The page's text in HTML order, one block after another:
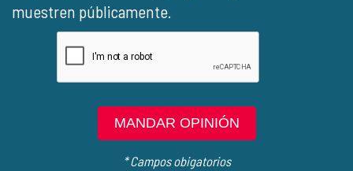
muestren públicamente.
MANDAR OPINIÓN
* Campos obigatorios